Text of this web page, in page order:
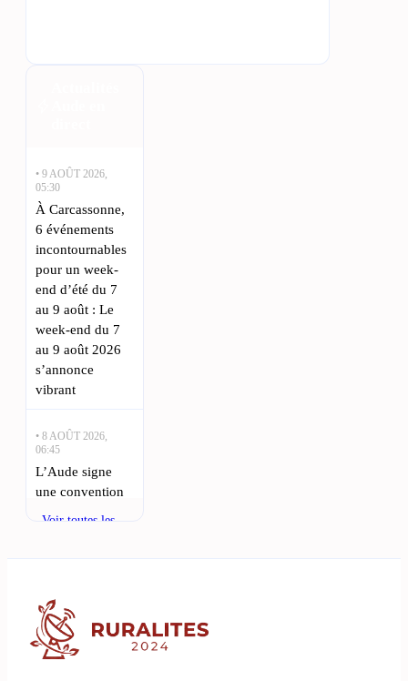
• 9 AOÛT 2026,
05:30
À Carcassonne,
6 événements
incontournables
pour un week-
end d’été du 7
au 9 août : Le
week-end du 7
au 9 août 2026
s’annonce
vibrant
• 8 AOÛT 2026,
06:45
L’Aude signe
une convention
matière de
gestion forestière
Voir toutes les